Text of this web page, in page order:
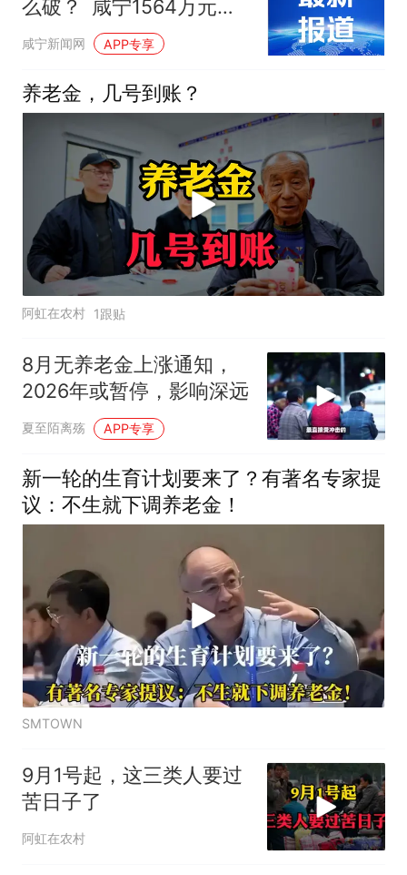
么破？ 咸宁1564万元补
贴“托底”失能老人
咸宁新闻网 APP专享
养老金，几号到账？
阿虹在农村 1跟贴
8月无养老金上涨通知，
2026年或暂停，影响深远
夏至陌离殇 APP专享
新一轮的生育计划要来了？有著名专家提
议：不生就下调养老金！
SMTOWN
9月1号起，这三类人要过
苦日子了
阿虹在农村